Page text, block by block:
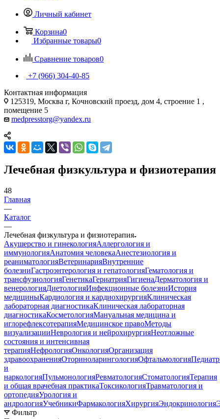
Личный кабинет
Корзина0
Избранные товары0
Сравнение товаров0
+7 (966) 304-40-85
Контактная информация
125319, Москва г, Кочновский проезд, дом 4, строение 1 ,
помещение 5
medpresstorg@yandex.ru
Лечебная физкультура и физиотерапия
48
Главная
—
Каталог
—
Лечебная физкультура и физиотерапия
Акушерство и гинекологияАллергология и
иммунологияАнатомия человекаАнестезиология и
реаниматологияВетеринарияВнутренние
болезниГастроэнтерология и гепатологияГематология и
трансфузиологияГенетикаГериатрияГигиенаДерматология и
венерологияДиетологияИнфекционные болезниИстория
медициныКардиология и кардиохирургияКлиническая
лабораторная диагностикаКлиническая лабораторная
диагностикаКосметологияМануальная медицина и
иглорефлексотерапияМедицинское правоМетоды
визуализацииНеврология и нейрохирургияНеотложные
состояния и интенсивная
терапияНефрологияОнкологияОрганизация
здравоохраненияОториноларингологияОфтальмология
и
наркологияПульмонологияРевматологияСтоматологияТерапия
и общая врачебная практикаТоксикологияТравматология и
ортопедияУрология и
андрологияУчебникиФармакологияХирургияЭндокринология
Фильтр